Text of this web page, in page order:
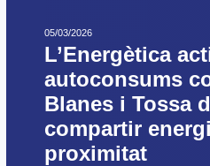
05/03/2026
L’Energètica
autoconsums
Blanes i Tossa
compartir
proximitat